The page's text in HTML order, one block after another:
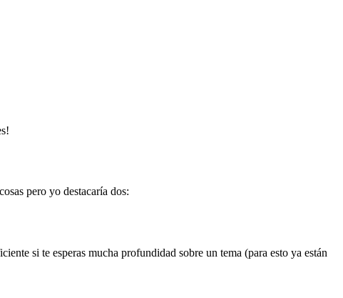
pero yo destacaría dos:
si te esperas mucha profundidad sobre un tema (para esto ya están